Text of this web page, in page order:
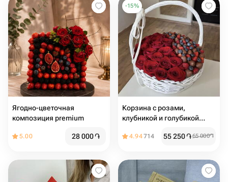
Ягодно-цветочная
композиция premium
5.00 28 000֏
-15%
Корзина с розами,
клубникой и голубикой
4.94714 55 250֏65 000֏